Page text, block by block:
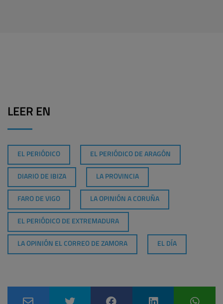
LEER EN
EL PERIÓDICO EL PERIÓDICO DE ARAGÓN
DIARIO DE IBIZA LA PROVINCIA
FARO DE VIGO LA OPINIÓN A CORUÑA
EL PERIÓDICO DE EXTREMADURA
LA OPINIÓN EL CORREO DE ZAMORA EL DÍA